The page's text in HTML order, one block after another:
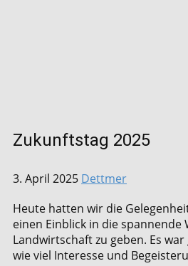
Zukunftstag 2025
3. April 2025 Dettmer
Heute hatten wir die
einen Einblick in die spannende
Landwirtschaft zu geben. Es
wie viel Interesse und